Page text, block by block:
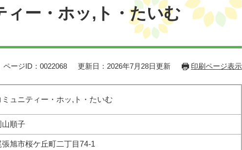
ィー・ホッ,ト・たいむ
ページID：0022068 更新日：2026年7月28日更新 印刷ページ表示
ミュニティー・ホッ,ト・たいむ
山順子
張旭市桜ケ丘町二丁目74-1